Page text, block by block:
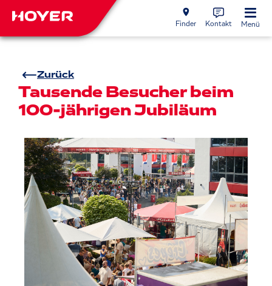
Finder Kontakt Menü
Zurück
Tausende Besucher beim
100-jährigen Jubiläum